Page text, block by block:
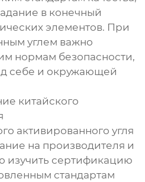
в конечный
элементов. При
углем важно
нормам безопасности,
себе и окружающей
китайского
активированного угля
на производителя и
изучить сертификацию
стандартам